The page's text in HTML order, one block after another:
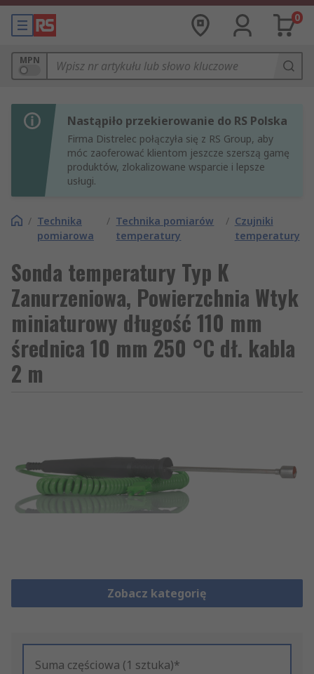
0
MPN
Nastąpiło przekierowanie do RS Polska
Firma Distrelec połączyła się z RS Group, aby
móc zaoferować klientom jeszcze szerszą gamę
produktów, zlokalizowane wsparcie i lepsze
usługi.
/ Technika
pomiarowa
/ Technika pomiarów
temperatury
/ Czujniki
temperatury
Sonda temperatury Typ K
Zanurzeniowa, Powierzchnia Wtyk
miniaturowy długość 110 mm
średnica 10 mm 250 °C dł. kabla
2 m
Zobacz kategorię
Suma częściowa (1 sztuka)*